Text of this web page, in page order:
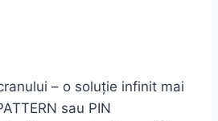
– o soluție infinit mai
sau PIN